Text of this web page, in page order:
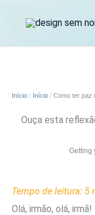
Início Início Como ter paz
Ouça esta
Getting
Tempo de leitura: 5
Olá, irmão, olá,